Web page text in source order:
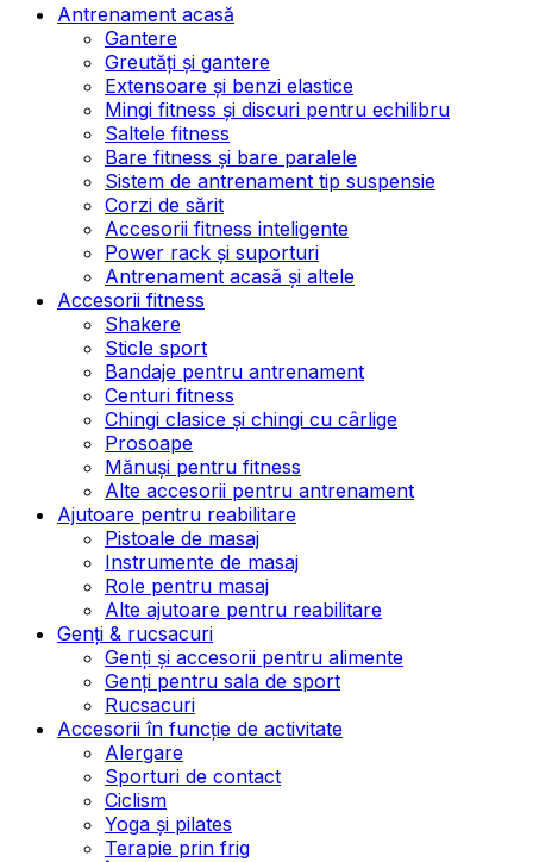
Antrenament acasă
Gantere
Greutăți și gantere
Extensoare și benzi elastice
Mingi fitness și discuri pentru echilibru
Saltele fitness
Bare fitness și bare paralele
Sistem de antrenament tip suspensie
Corzi de sărit
Accesorii fitness inteligente
Power rack și suporturi
Antrenament acasă și altele
Accesorii fitness
Shakere
Sticle sport
Bandaje pentru antrenament
Centuri fitness
Chingi clasice și chingi cu cârlige
Prosoape
Mănuși pentru fitness
Alte accesorii pentru antrenament
Ajutoare pentru reabilitare
Pistoale de masaj
Instrumente de masaj
Role pentru masaj
Alte ajutoare pentru reabilitare
Genți & rucsacuri
Genți și accesorii pentru alimente
Genți pentru sala de sport
Rucsacuri
Accesorii în funcție de activitate
Alergare
Sporturi de contact
Ciclism
Yoga și pilates
Terapie prin frig